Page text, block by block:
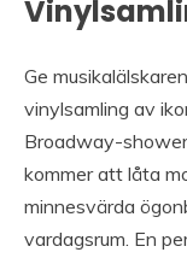
Ge
vinylsamling av
Broadway-
kommer att låta
minnesvärda
vardagsrum. En